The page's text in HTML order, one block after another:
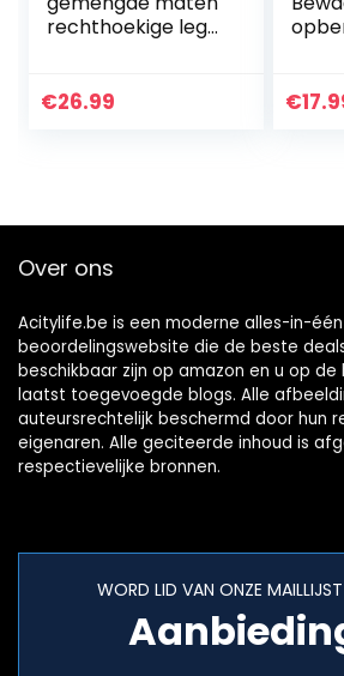
rechthoekige lege
opbergdoos
€26.99
set, 4
€
Over ons
Acitylife.be is een moderne alles-in-
beoordelingswebsite die de beste
beschikbaar zijn op amazon en u op
laatst toegevoegde blogs. Alle
auteursrechtelijk beschermd door hun
eigenaren. Alle geciteerde inhoud is
respectievelijke bronnen.
WORD LID VAN ONZE